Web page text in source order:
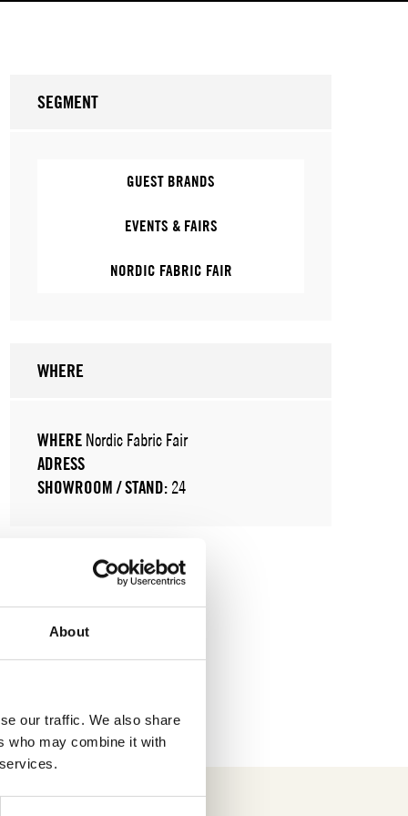
About
our traffic. We also share
who may combine it with
SEGMENT
GUEST BRANDS
EVENTS & FAIRS
NORDIC FABRIC FAIR
WHERE
WHERE Nordic Fabric Fair
ADRESS
SHOWROOM / STAND: 24